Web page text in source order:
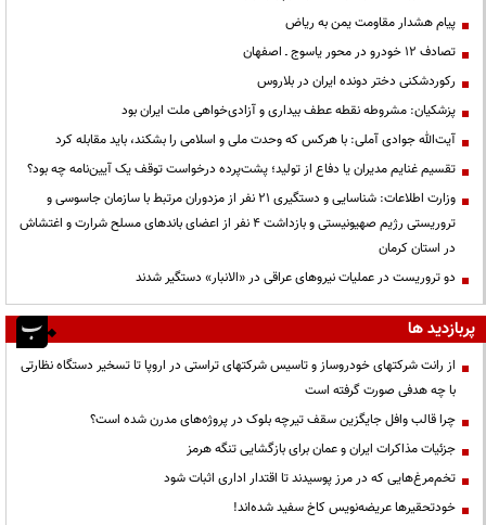
پیام هشدار مقاومت یمن به ریاض
تصادف ۱۲ خودرو در محور یاسوج ـ اصفهان
رکوردشکنی دختر دونده ایران در بلاروس
پزشکیان: مشروطه نقطه عطف بیداری و آزادی‌خواهی ملت ایران بود
آیت‌الله جوادی آملی: با هرکس که وحدت ملی و اسلامی را بشکند، باید مقابله کرد
تقسیم غنایم مدیران یا دفاع از تولید؛ پشت‌پرده درخواست توقف یک آیین‌نامه چه بود؟
وزارت اطلاعات: شناسایی و دستگیری ۲۱ نفر از مزدوران مرتبط با سازمان جاسوسی و
تروریستی رژیم صهیونیستی و بازداشت ۴ نفر از اعضای باندهای مسلح شرارت و اغتشاش
در استان کرمان
دو تروریست در عملیات نیروهای عراقی در «الانبار» دستگیر شدند
پربازدید ها
از رانت‌ شرکتهای خودروساز و تاسیس شرکتهای تراستی در اروپا تا تسخیر دستگاه نظارتی
با چه هدفی صورت گرفته است
چرا قالب وافل جایگزین سقف تیرچه بلوک در پروژه‌های مدرن شده است؟
جزئیات مذاکرات ایران و عمان برای بازگشایی تنگه هرمز
تخم‌مرغ‌هایی که در مرز پوسیدند تا اقتدار اداری اثبات شود
خودتحقیرها عریضه‌نویس کاخ سفید شده‌اند!